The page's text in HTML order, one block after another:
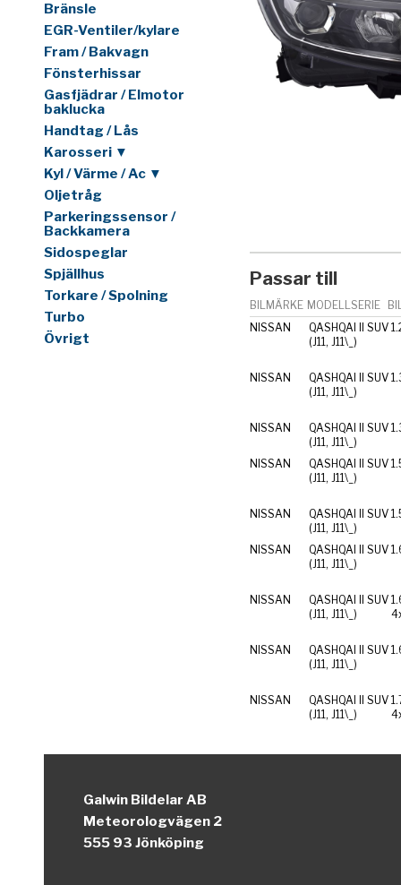
Bränsle
EGR-Ventiler/kylare
Fram / Bakvagn
Fönsterhissar
Gasfjädrar / Elmotor
baklucka
Handtag / Lås
Karosseri ▼
Kyl / Värme / Ac ▼
Oljetråg
Parkeringssensor /
Backkamera
Sidospeglar
Spjällhus
Torkare / Spolning
Turbo
Övrigt
Passar till
BILMÄRKE MODELLSERIE
NISSAN
QASHQAI II SUV
(J11, J11\_)
NISSAN
QASHQAI II SUV
(J11, J11\_)
NISSAN
QASHQAI II SUV
(J11, J11\_)
NISSAN
QASHQAI II SUV
(J11, J11\_)
NISSAN
QASHQAI II SUV
(J11, J11\_)
NISSAN
QASHQAI II SUV
(J11, J11\_)
NISSAN
QASHQAI II SUV
(J11, J11\_)
NISSAN
QASHQAI II SUV
(J11, J11\_)
NISSAN
QASHQAI II SUV
(J11, J11\_)
Galwin Bildelar AB
Meteorologvägen 2
555 93 Jönköping